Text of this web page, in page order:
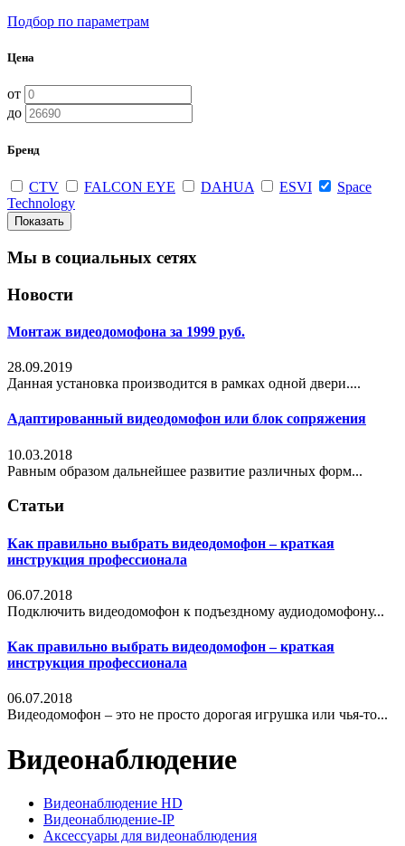
Подбор по параметрам
Цена
от
до
Бренд
CTV FALCON EYE DAHUA ESVI
Space
Technology
Мы в социальных сетях
Новости
Монтаж видеодомофона за 1999 руб.
28.09.2019
Данная установка производится в рамках одной двери....
Адаптированный видеодомофон или блок сопряжения
10.03.2018
Равным образом дальнейшее развитие различных форм...
Статьи
Как правильно выбрать видеодомофон – краткая
инструкция профессионала
06.07.2018
Подключить видеодомофон к подъездному аудиодомофону...
Как правильно выбрать видеодомофон – краткая
инструкция профессионала
06.07.2018
Видеодомофон – это не просто дорогая игрушка или чья-то...
Видеонаблюдение
Видеонаблюдение HD
Видеонаблюдение-IP
Аксессуары для видеонаблюдения